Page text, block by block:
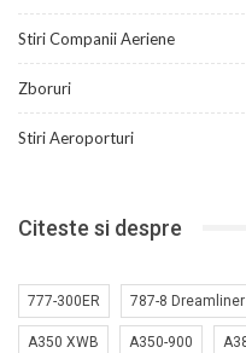
Stiri Companii Aeriene
Zboruri
Stiri Aeroporturi
Citeste si despre
777-300ER 787-8 Dreamliner
A350 XWB A350-900